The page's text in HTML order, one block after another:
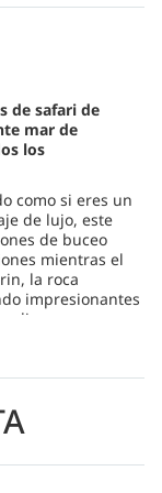
de safari de
mar de
los
como si eres un
de lujo, este
de buceo
mientras el
la roca
impresionantes
a 30 metros
y con aire
personas,
Deluxe, Doble